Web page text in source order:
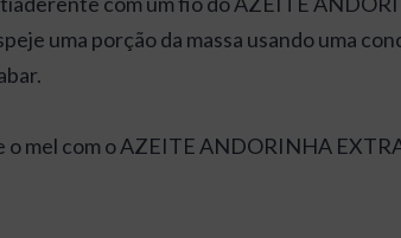
uma porção da massa usando uma
o mel com o AZEITE ANDORINHA